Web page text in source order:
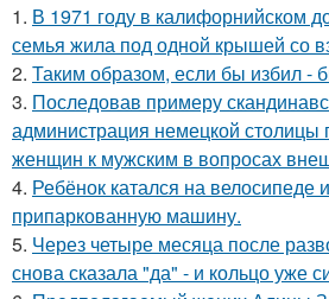
1. В 1971 году в калифорнийском
семья жила под одной крышей со
2. Таким образом, если бы избил -
3. Последовав примеру
администрация немецкой столицы
женщин к мужским в вопросах
4. Ребёнок катался на велосипеде
припаркованную машину.
5. Через четыре месяца после
снова сказала "да" - и кольцо уже